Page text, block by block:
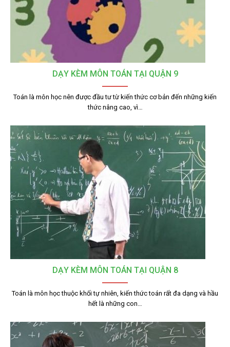
DẠY KÈM MÔN TOÁN TẠI QUẬN 9
Toán là môn học nên được đầu tư từ kiến thức cơ bản đến những kiến
thức nâng cao, vì…
DẠY KÈM MÔN TOÁN TẠI QUẬN 8
Toán là môn học thuộc khối tự nhiên, kiến thức toán rất đa dạng và hầu
hết là những con…